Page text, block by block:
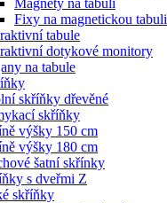
Magnety na tabuli
Fixy na magnetickou tabuli
tabule
dotykové monitory
na tabule
skříňky dřevěné
skříňky
výšky 150 cm
výšky 180 cm
šatní skřínky
s dveřmi Z
skříňky